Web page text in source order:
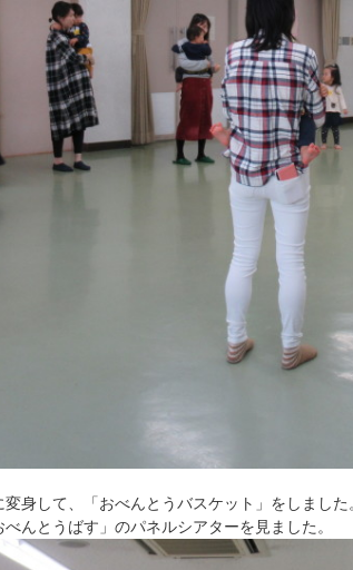
身して、「おべんとうバスケット」をしまし
んとうばす」のパネルシアターを見ました。